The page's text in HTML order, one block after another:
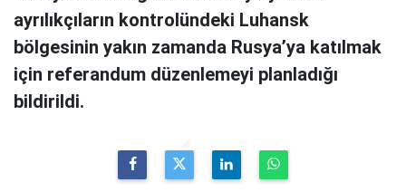
ayrılıkçıların kontrolündeki Luhansk
bölgesinin yakın zamanda Rusya’ya katılmak
için referandum düzenlemeyi planladığı
bildirildi.